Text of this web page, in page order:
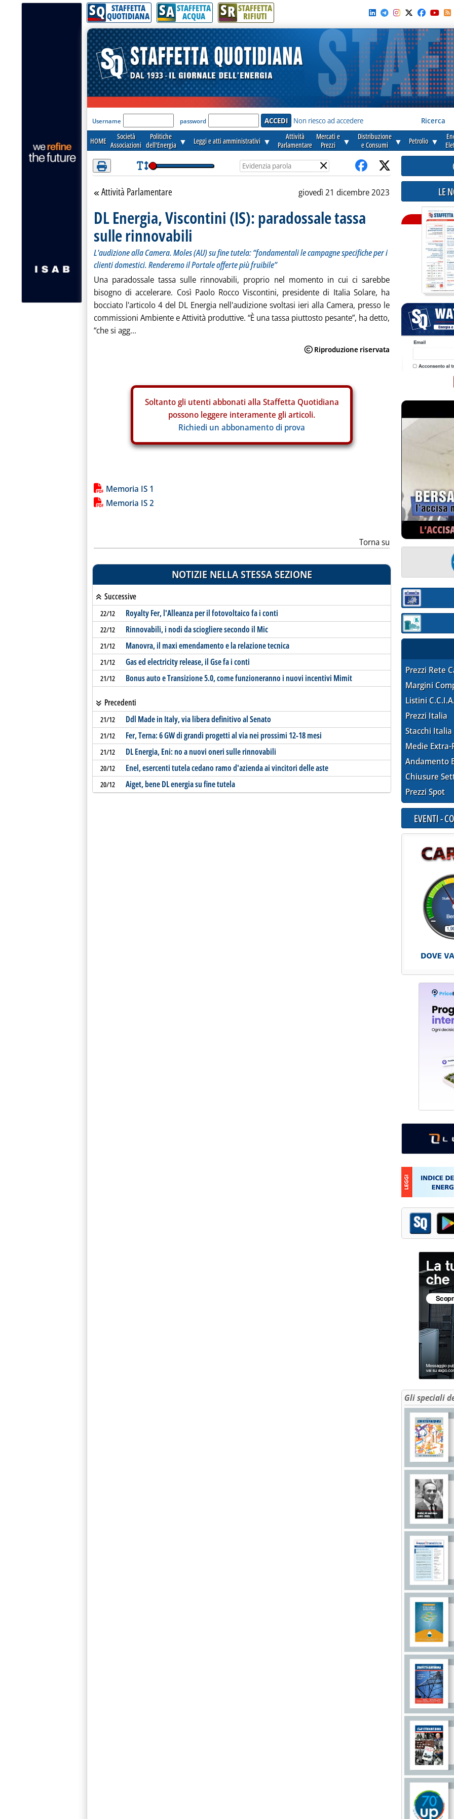
Attenzione! Esegui l'accesso per lèggere interamente la notizia.
SQ STAFFETTA
QUOTIDIANA SA STAFFETTA
ACQUA SR STAFFETTA
RIFIUTI
'Modulo Login per accedere'
Username password Non riesco ad accedere Ricerca
HOME
Società
Associazioni
Politiche
dell'Energia ▼ Leggi e atti amministrativi ▼
Attività
Parlamentare
Mercati e
Prezzi
▼
Distribuzione
e Consumi
▼ Petrolio ▼
×
Torna alla sezione
Attività Parlamentare giovedì 21 dicembre 2023
DL Energia, Viscontini (IS): paradossale tassa
sulle rinnovabili
L'audizione alla Camera. Moles (AU) su fine tutela: “fondamentali le campagne specifiche per i
clienti domestici. Renderemo il Portale offerte più fruibile”
Una paradossale tassa sulle rinnovabili, proprio nel momento in cui ci sarebbe
bisogno di accelerare. Così Paolo Rocco Viscontini, presidente di Italia Solare, ha
bocciato l'articolo 4 del DL Energia nell'audizione svoltasi ieri alla Camera, presso le
commissioni Ambiente e Attività produttive. “È una tassa piuttosto pesante”, ha detto,
“che si agg...
Soltanto gli utenti abbonati alla Staffetta Quotidiana
possono leggere interamente gli articoli.
Richiedi un abbonamento di prova
Lista allegati PDF alla notizia
Memoria IS 1
Memoria IS 2
Torna su
NOTIZIE NELLA STESSA SEZIONE
Successive
22/12 Royalty Fer, l'Alleanza per il fotovoltaico fa i conti
22/12 Rinnovabili, i nodi da sciogliere secondo il Mic
21/12 Manovra, il maxi emendamento e la relazione tecnica
21/12 Gas ed electricity release, il Gse fa i conti
21/12 Bonus auto e Transizione 5.0, come funzioneranno i nuovi incentivi Mimit
Precedenti
21/12 Ddl Made in Italy, via libera definitivo al Senato
21/12 Fer, Terna: 6 GW di grandi progetti al via nei prossimi 12-18 mesi
21/12 DL Energia, Eni: no a nuovi oneri sulle rinnovabili
20/12 Enel, esercenti tutela cedano ramo d'azienda ai vincitori delle aste
20/12 Aiget, bene DL energia su fine tutela
LE
Sezione:
Sezione:
Prezzi Rete
Margini
Listini
Prezzi Italia
Stacchi Italia
Medie Extra-
Andamento
Chiusure
Prezzi Spot
EVENTI -
Gli speciali